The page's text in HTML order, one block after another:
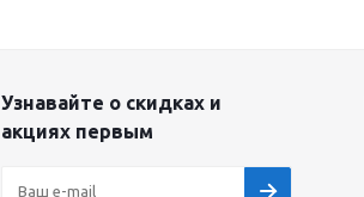
Узнавайте о скидках и
акциях первым